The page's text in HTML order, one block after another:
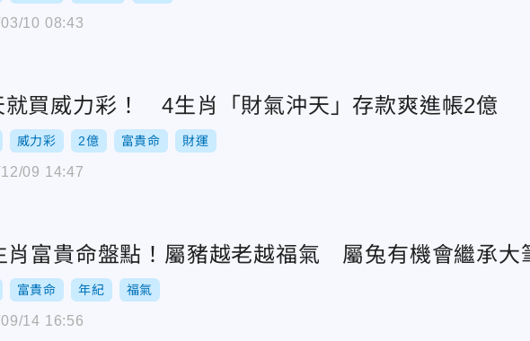
10 08:43
就買威力彩！ 4生肖「財氣沖天」存款爽進帳2億
威力彩 2億 富貴命 財運
09 14:47
肖富貴命盤點！屬豬越老越福氣 屬兔有機會繼承大
富貴命 年紀 福氣
14 16:56